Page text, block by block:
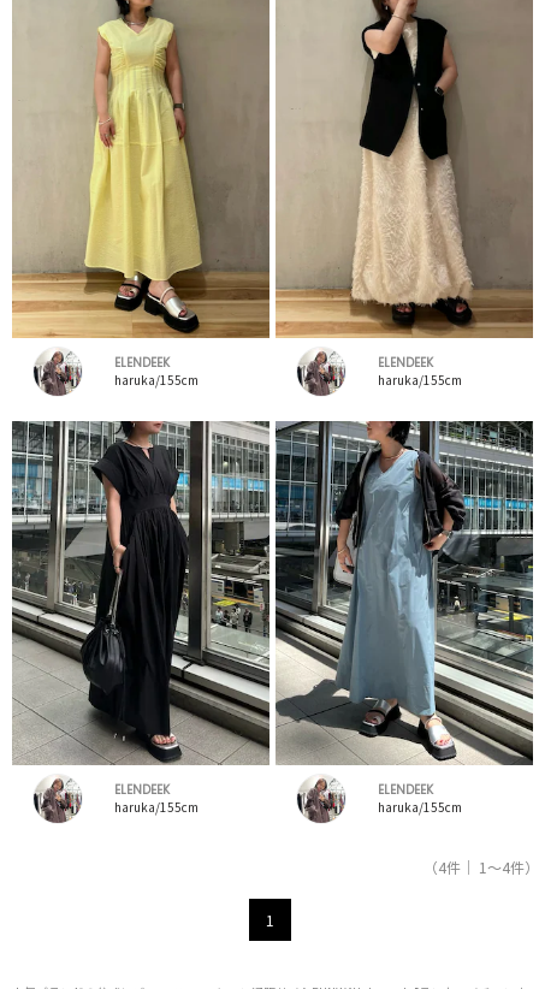
ELENDEEK
haruka/155cm
ELENDEEK
haruka/155cm
ELENDEEK
haruka/155cm
ELENDEEK
haruka/155cm
（4件｜ 1～4件）
1